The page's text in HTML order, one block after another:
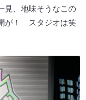
見、地味そうなこの
が！ スタジオは笑